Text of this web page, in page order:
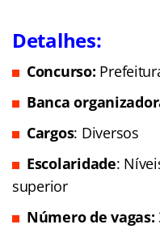
Detalhes:
Concurso:
Banca
Cargos: Diversos
Escolaridade:
superior
Número de vagas: